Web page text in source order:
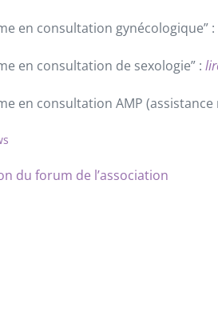
en consultation gynécologique” :
en consultation de sexologie” :
en consultation AMP
du forum de l’association